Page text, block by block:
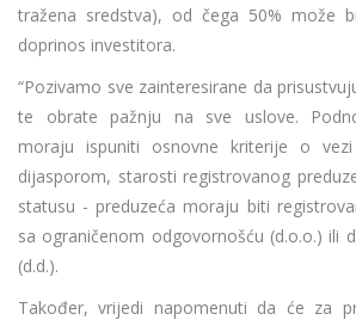
tražena sredstva), od čega 50% može
doprinos investitora.
“Pozivamo sve zainteresirane da
te obrate pažnju na sve uslove.
moraju ispuniti osnovne kriterije o
dijasporom, starosti registrovanog
statusu - preduzeća moraju biti
sa ograničenom odgovornošću (d.o.o.) ili
(d.d.).
Također, vrijedi napomenuti da će za